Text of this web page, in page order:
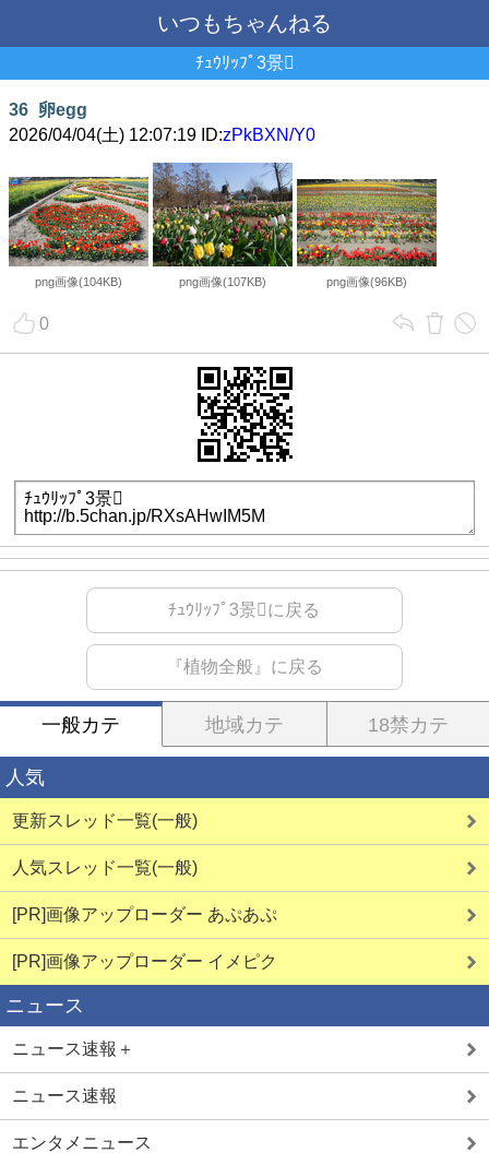
いつもちゃんねる
ﾁｭｳﾘｯﾌﾟ3景
36 卵egg
2026/04/04(土) 12:07:19 ID:zPkBXN/Y0
png画像(104KB) png画像(107KB) png画像(96KB)
0
ﾁｭｳﾘｯﾌﾟ3景に戻る
『植物全般』に戻る
一般カテ 地域カテ 18禁カテ
人気
更新スレッド一覧(一般)
人気スレッド一覧(一般)
[PR]画像アップローダー あぷあぷ
[PR]画像アップローダー イメピク
ニュース
ニュース速報＋
ニュース速報
エンタメニュース